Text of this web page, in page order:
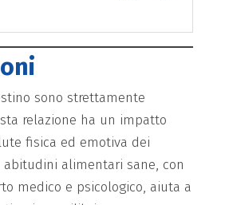
sono strettamente
relazione ha un impatto
fisica ed emotiva dei
abitudini alimentari sane, con
medico e psicologico, aiuta a